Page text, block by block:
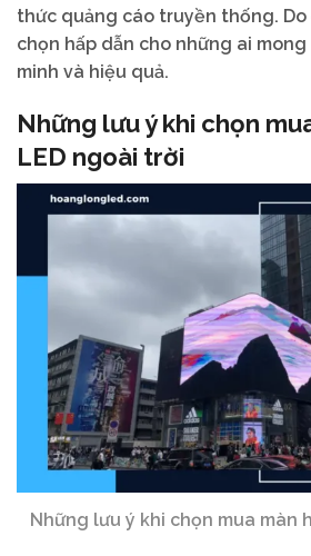
thức quảng cáo truyền thống.
chọn hấp dẫn cho những ai
minh và hiệu quả.
Những lưu ý khi chọn
LED ngoài trời
Những lưu ý khi chọn mua màn